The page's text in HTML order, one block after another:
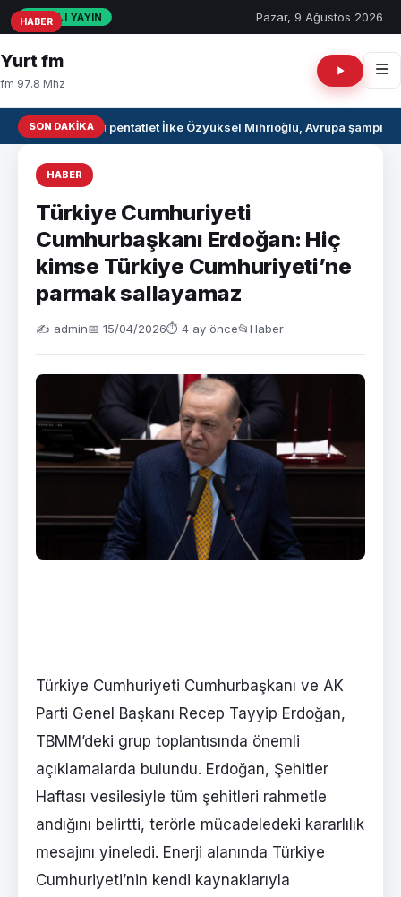
CANLI YAYIN Pazar, 9 Ağustos 2026
Yurt fm
fm 97.8 Mhz
SON DAKIKAMilli pentatlet İlke Özyüksel Mihrioğlu, Avrupa
HABER
Türkiye Cumhuriyeti
Cumhurbaşkanı Erdoğan: Hiç
kimse Türkiye Cumhuriyeti’ne
parmak sallayamaz
✍️ admin📅 15/04/2026⏱ 4 ay önce📂Haber
Türkiye Cumhuriyeti Cumhurbaşkanı ve AK
Parti Genel Başkanı Recep Tayyip Erdoğan,
TBMM’deki grup toplantısında önemli
açıklamalarda bulundu. Erdoğan, Şehitler
Haftası vesilesiyle tüm şehitleri rahmetle
andığını belirtti, terörle mücadeledeki kararlılık
mesajını yineledi. Enerji alanında Türkiye
Cumhuriyeti’nin kendi kaynaklarıyla
HABER
HABER
HABER